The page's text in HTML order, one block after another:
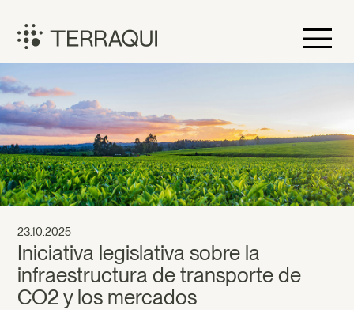
contenido
Terraqui
Iniciativa legislativa sobre la
infraestructura de transporte de
CO2 y los mercados
23.10.2025